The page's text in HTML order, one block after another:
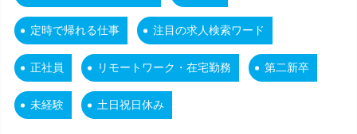
定時で帰れる仕事 注目の求人検索ワード
正社員 リモートワーク・在宅勤務 第二新卒
未経験 土日祝日休み